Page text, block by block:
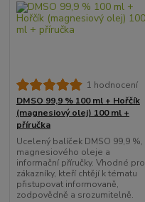
1 hodnocení
DMSO 99,9 % 100 ml + Hořčík
(magnesiový olej) 100 ml +
příručka
Ucelený balíček DMSO 99,9 %,
magnesiového oleje a
informační příručky. Vhodné pro
zákazníky, kteří chtějí k tématu
přistupovat informovaně,
zodpovědně a srozumitelně.